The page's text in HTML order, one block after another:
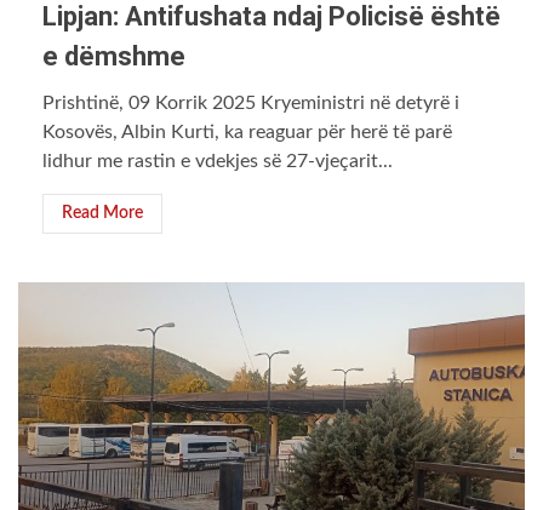
Lipjan: Antifushata ndaj Policisë është
e dëmshme
Prishtinë, 09 Korrik 2025 Kryeministri në detyrë i
Kosovës, Albin Kurti, ka reaguar për herë të parë
lidhur me rastin e vdekjes së 27-vjeçarit...
Read More